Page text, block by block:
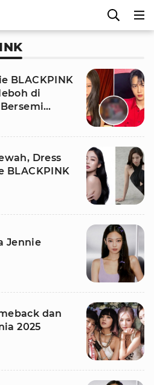
BLACKPINK
di
Dress
BLACKPINK
Jennie
dan
2025